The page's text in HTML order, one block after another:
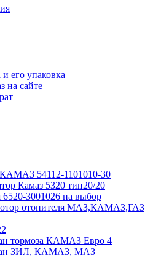
и его упаковка
на сайте
54112-1101010-30
Камаз 5320 тип20/20
3001026 на выбор
отопителя МАЗ,КАМАЗ,ГАЗ
тормоза КАМАЗ Евро 4
ЗИЛ, КАМАЗ, МАЗ